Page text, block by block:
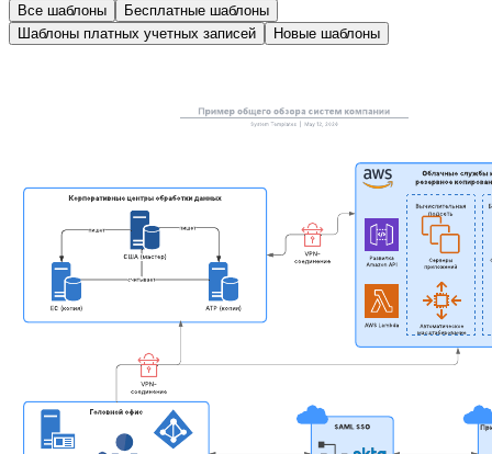
Все шаблоны
Бесплатные шаблоны
Шаблоны платных учетных записей
Новые шаблоны